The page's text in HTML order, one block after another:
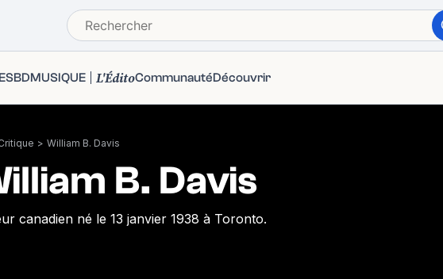
BDMUSIQUE L'ÉditoCommunautéDécouvrir
> William B. Davis
B. Davis
canadien né le 13 janvier 1938 à Toronto.